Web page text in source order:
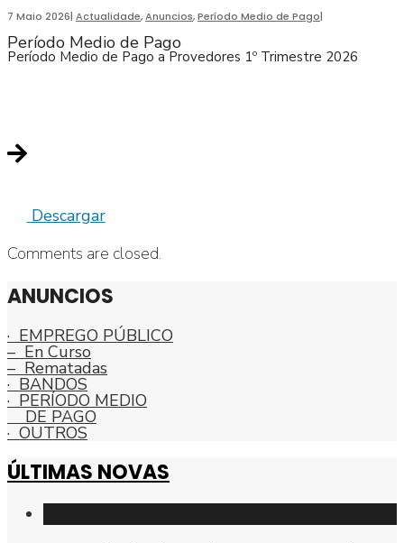
7 Maio 2026| Actualidade,Anuncios,Período Medio de Pago|
Período Medio de Pago
Período Medio de Pago a Provedores 1º Trimestre 2026
Descargar
Comments are closed.
ANUNCIOS
· EMPREGO PÚBLICO
– En Curso
– Rematadas
· BANDOS
· PERÍODO MEDIO
DE PAGO
· OUTROS
ÚLTIMAS NOVAS